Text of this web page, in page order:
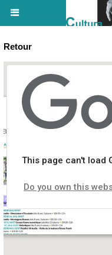
Retour
Geo-GuessR" -
This page can't load
Do you own this